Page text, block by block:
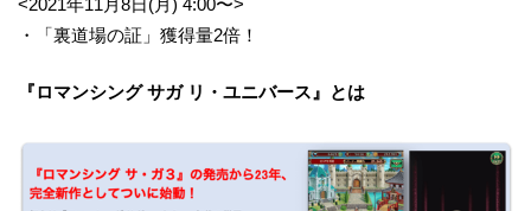
・「裏道場の証」獲得量2倍！
『ロマンシング サガ リ・ユニバース』とは